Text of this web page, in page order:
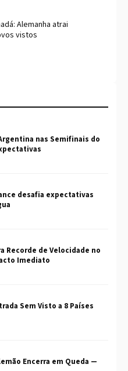
Alemanha atrai
vistos
nas Semifinais do
desafia expectativas
Recorde de Velocidade no
Imediato
Sem Visto a 8 Países
Encerra em Queda —